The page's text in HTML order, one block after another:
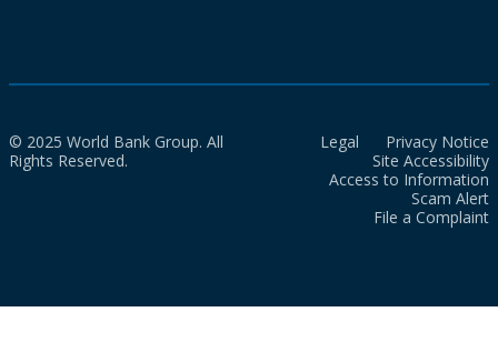
© 2025 World Bank Group. All
Rights Reserved.
Legal
Privacy Notice
Site Accessibility
Access to Information
Scam Alert
File a Complaint